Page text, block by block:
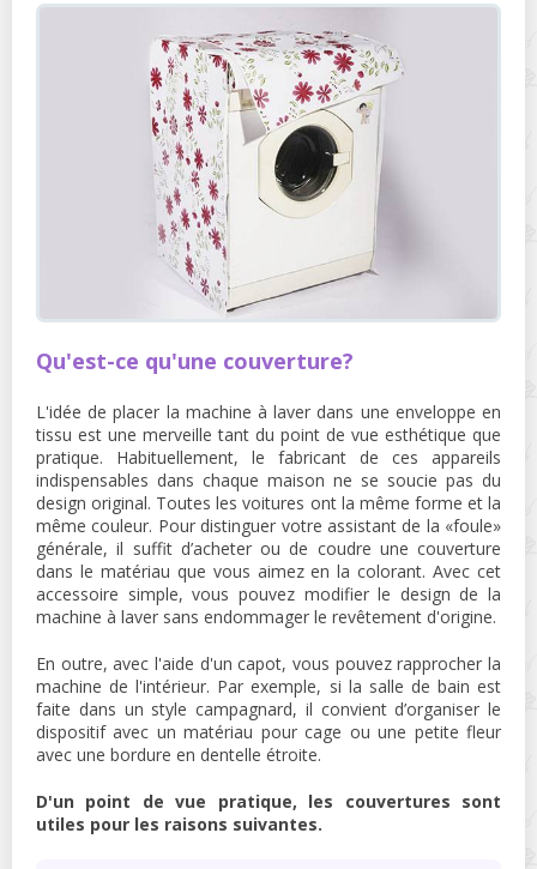
Qu'est-ce qu'une couverture?
L'idée de placer la machine à laver dans une enveloppe en
tissu est une merveille tant du point de vue esthétique que
pratique. Habituellement, le fabricant de ces appareils
indispensables dans chaque maison ne se soucie pas du
design original. Toutes les voitures ont la même forme et la
même couleur. Pour distinguer votre assistant de la «foule»
générale, il suffit d’acheter ou de coudre une couverture
dans le matériau que vous aimez en la colorant. Avec cet
accessoire simple, vous pouvez modifier le design de la
machine à laver sans endommager le revêtement d'origine.
En outre, avec l'aide d'un capot, vous pouvez rapprocher la
machine de l'intérieur. Par exemple, si la salle de bain est
faite dans un style campagnard, il convient d’organiser le
dispositif avec un matériau pour cage ou une petite fleur
avec une bordure en dentelle étroite.
D'un point de vue pratique, les couvertures sont
utiles pour les raisons suivantes.